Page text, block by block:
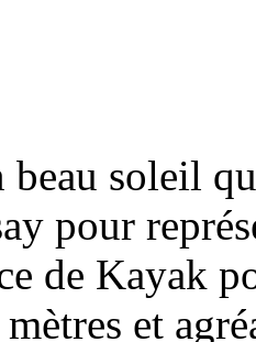
beau soleil
pour
de Kayak
et